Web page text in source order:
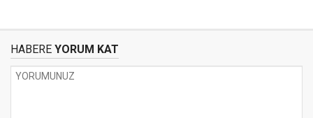
HABERE YORUM KAT